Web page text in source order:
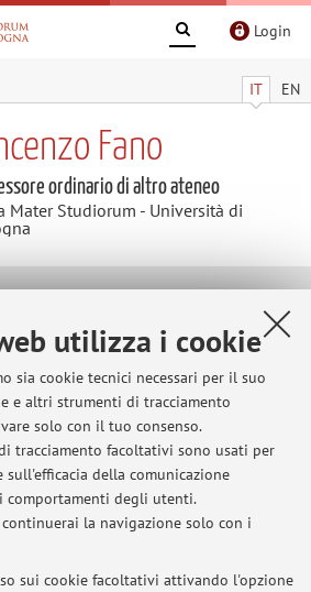
utilizza i cookie
sia cookie tecnici necessari per il suo
e altri strumenti di tracciamento
solo con il tuo consenso.
tracciamento facoltativi sono usati per
della comunicazione
comportamenti degli utenti.
la navigazione solo con i
sui cookie facoltativi attivando l'opzione
Login
IT EN
Fano
ordinario di altro ateneo
Mater Studiorum - Università di
Ultimi avvisi
non sono presenti avvisi.